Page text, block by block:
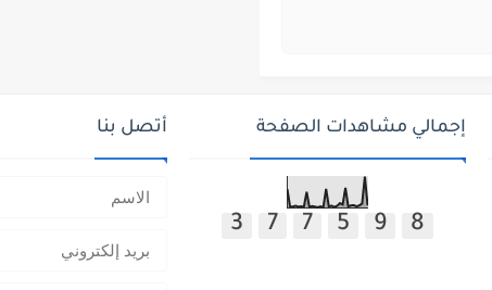
إجمالي مشاهدات الصفحة
3 7 7 5 9 8
أتصل بنا